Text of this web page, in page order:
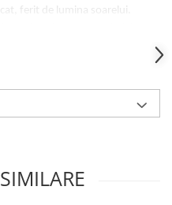
ferit de lumina soarelui.